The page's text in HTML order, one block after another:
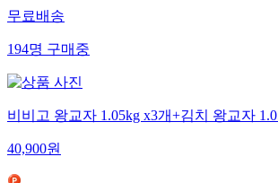
무료배송
194명 구매중
비비고 왕교자 1.05kg x3개+김치 왕교자
40,900원